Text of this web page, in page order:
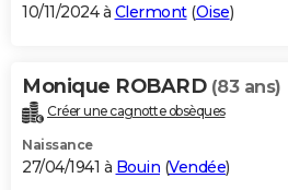
10/11/2024 à Clermont(Oise)
Monique ROBARD (83 ans)
Créer une cagnotte obsèques
Naissance
27/04/1941 à Bouin (Vendée)